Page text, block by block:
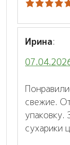
Ирина:
свежие.
упаковку.
сухарики